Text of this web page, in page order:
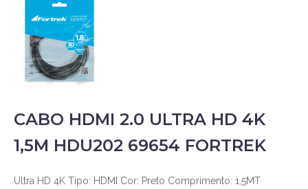
CABO HDMI 2.0 ULTRA HD 4K
1,5M HDU202 69654 FORTREK
Ultra HD 4K Tipo: HDMI Cor: Preto Comprimento: 1,5MT